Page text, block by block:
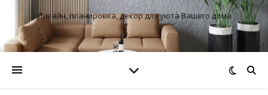
Дизайн, планировка, декор для уюта Вашего дома